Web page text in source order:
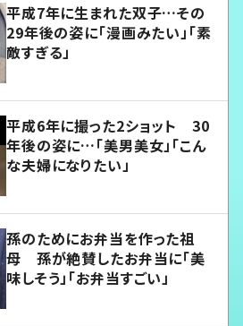
平成7年に生まれた双子…その
29年後の姿に「漫画みたい」「素
敵すぎる」
平成6年に撮った2ショット 30
年後の姿に…「美男美女」「こん
な夫婦になりたい」
孫のためにお弁当を作った祖
母 孫が絶賛したお弁当に「美
味しそう」「お弁当すごい」